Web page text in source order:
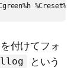
%Creset%cd
付けてフォ
llog
という